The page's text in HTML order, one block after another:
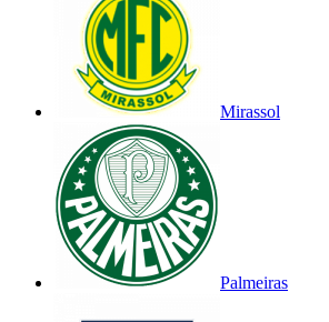
Mirassol
Palmeiras